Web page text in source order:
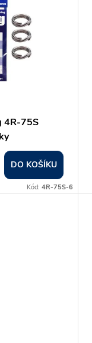
4R-75S
DO KOŠÍKU
Kód: 4R-75S-6